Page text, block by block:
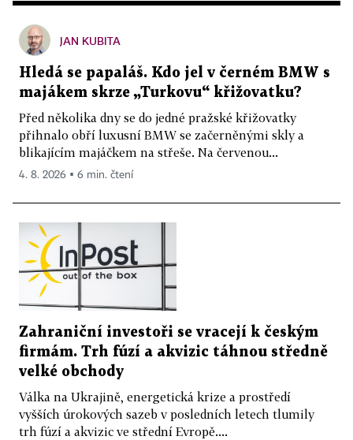
JAN KUBITA
Hledá se papaláš. Kdo jel v černém BMW s
majákem skrze „Turkovu“ křižovatku?
Před několika dny se do jedné pražské křižovatky
přihnalo obří luxusní BMW se začerněnými skly a
blikajícím majáčkem na střeše. Na červenou...
4. 8. 2026 ▪ 6 min. čtení
Zahraniční investoři se vracejí k českým
firmám. Trh fúzí a akvizic táhnou středně
velké obchody
Válka na Ukrajině, energetická krize a prostředí
vyšších úrokových sazeb v posledních letech tlumily
trh fúzí a akvizic ve střední Evropě....